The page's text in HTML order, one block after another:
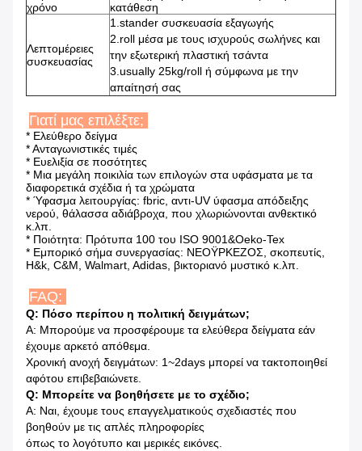
χρόνο
κατάθεση
Λεπτομέρειες
συσκευασίας
1.stander συσκευασία εξαγωγής
2.roll μέσα με τους ισχυρούς σωλήνες και
την εξωτερική πλαστική τσάντα
3.usually 25kg/roll ή σύμφωνα με την
απαίτησή σας
Γιατί μας επιλέξτε;
* Ελεύθερο δείγμα
* Ανταγωνιστικές τιμές
* Ευελιξία σε ποσότητες
* Μια μεγάλη ποικιλία των επιλογών στα υφάσματα με τα
διαφορετικά σχέδια ή τα χρώματα
* Ύφασμα λειτουργίας: fbric, αντι-UV ύφασμα απόδειξης
νερού, θάλασσα αδιάβροχα, που χλωριώνονται ανθεκτικό
κ.λπ.
* Ποιότητα: Πρότυπα 100 του ISO 9001&Oeko-Tex
* Εμπορικό σήμα συνεργασίας: ΝΕΟΫΡΚΕΖΟΣ, σκοπευτίς,
H&k, C&M, Walmart, Adidas, βικτοριανό μυστικό κ.λπ.
FAQ:
Q: Πόσο περίπου η πολιτική δειγμάτων;
Α: Μπορούμε να προσφέρουμε τα ελεύθερα δείγματα εάν
έχουμε αρκετό απόθεμα.
Χρονική ανοχή δειγμάτων: 1~2days μπορεί να τακτοποιηθεί
αφότου επιβεβαιώνετε.
Q: Μπορείτε να βοηθήσετε με το σχέδιο;
Α: Ναι, έχουμε τους επαγγελματικούς σχεδιαστές που
βοηθούν με τις απλές πληροφορίες
όπως το λογότυπο και μερικές εικόνες.